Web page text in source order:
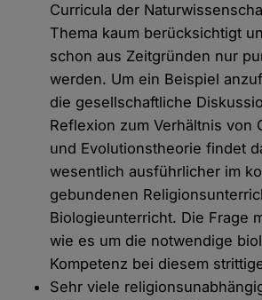
Curricula der
Thema kaum berücksichtigt
schon aus Zeitgründen nur
werden. Um ein Beispiel
die gesellschaftliche
Reflexion zum Verhältnis von
und Evolutionstheorie findet
wesentlich ausführlicher im
gebundenen
Biologieunterricht. Die Frage
wie es um die notwendige
Kompetenz bei diesem
Sehr viele